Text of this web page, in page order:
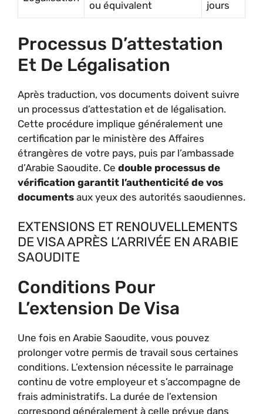
ou équivalent jours
Processus D’attestation
Et De Légalisation
Après traduction, vos documents doivent suivre
un processus d’attestation et de légalisation.
Cette procédure implique généralement une
certification par le ministère des Affaires
étrangères de votre pays, puis par l’ambassade
d’Arabie Saoudite. Ce double processus de
vérification garantit l’authenticité de vos
documents aux yeux des autorités saoudiennes.
EXTENSIONS ET RENOUVELLEMENTS
DE VISA APRÈS L’ARRIVÉE EN ARABIE
SAOUDITE
Conditions Pour
L’extension De Visa
Une fois en Arabie Saoudite, vous pouvez
prolonger votre permis de travail sous certaines
conditions. L’extension nécessite le parrainage
continu de votre employeur et s’accompagne de
frais administratifs. La durée de l’extension
correspond généralement à celle prévue dans